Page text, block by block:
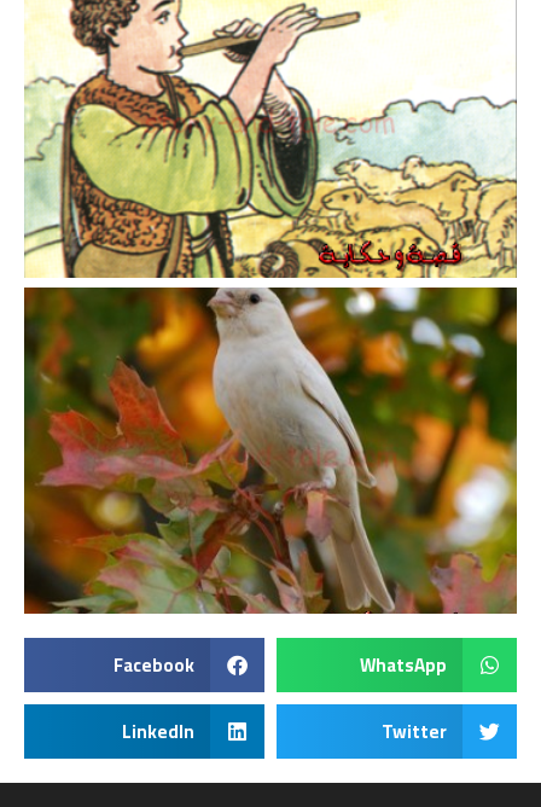
WhatsApp
Facebook
Twitter
LinkedIn